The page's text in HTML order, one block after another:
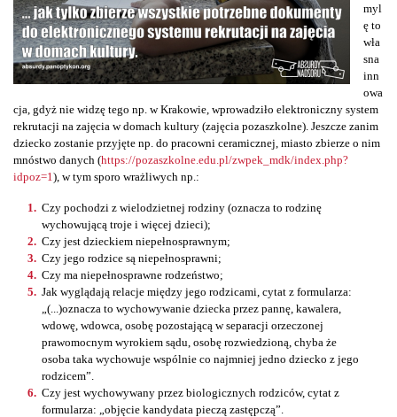
myl
ę to
wła
sna
inn
owa
cja, gdyż nie widzę tego np. w Krakowie, wprowadziło elektroniczny system
rekrutacji na zajęcia w domach kultury (zajęcia pozaszkolne). Jeszcze zanim
dziecko zostanie przyjęte np. do pracowni ceramicznej, miasto zbierze o nim
mnóstwo danych (https://pozaszkolne.edu.pl/zwpek_mdk/index.php?
idpoz=1), w tym sporo wrażliwych np.:
Czy pochodzi z wielodzietnej rodziny (oznacza to rodzinę
wychowującą troje i więcej dzieci);
Czy jest dzieckiem niepełnosprawnym;
Czy jego rodzice są niepełnosprawni;
Czy ma niepełnosprawne rodzeństwo;
Jak wyglądają relacje między jego rodzicami, cytat z formularza:
„(...)oznacza to wychowywanie dziecka przez pannę, kawalera,
wdowę, wdowca, osobę pozostającą w separacji orzeczonej
prawomocnym wyrokiem sądu, osobę rozwiedzioną, chyba że
osoba taka wychowuje wspólnie co najmniej jedno dziecko z jego
rodzicem”.
Czy jest wychowywany przez biologicznych rodziców, cytat z
formularza: „objęcie kandydata pieczą zastępczą”.